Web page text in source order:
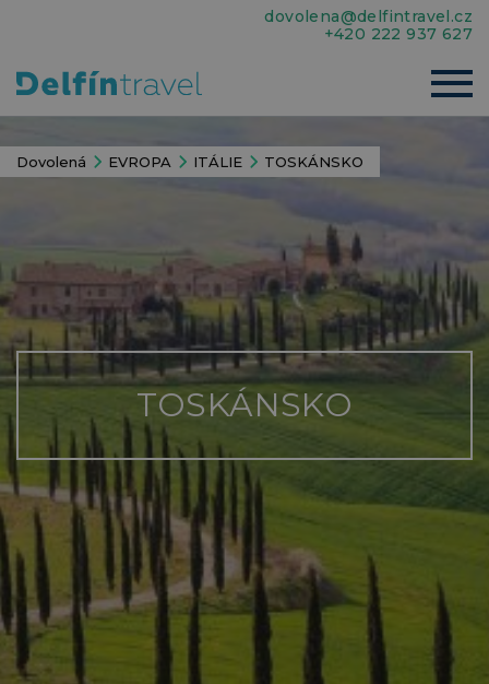
dovolena@delfintravel.cz
+420 222 937 627
Dovolená EVROPA ITÁLIE TOSKÁNSKO
TOSKÁNSKO